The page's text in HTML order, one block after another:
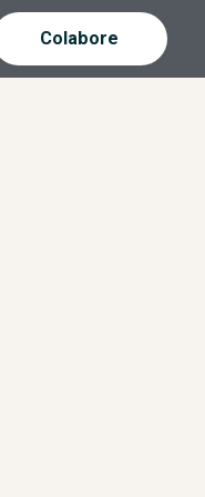
Colabore